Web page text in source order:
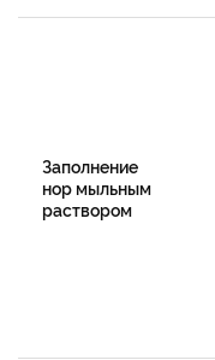
Заполнение
нор мыльным
раствором